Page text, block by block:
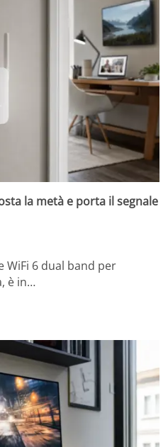
la metà e porta il segnale
WiFi 6 dual band per
è in…